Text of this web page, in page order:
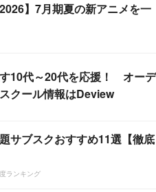
2026】7月期夏の新アニメを一
10代～20代を応援！ オーデ
クール情報はDeview
サブスクおすすめ11選【徹底
ランキング